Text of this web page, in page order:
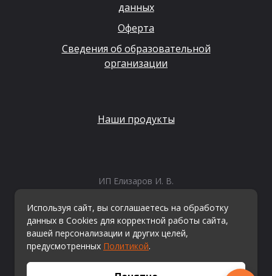
данных
Оферта
Сведения об образовательной
организации
Наши продукты
ИП Елизаров И. В.
ОГРНИП: 315665800057162
Эл. почта:info@kvestiks.ru
Используя сайт, вы соглашаетесь на обработку
данных в Cookies для корректной работы сайта,
вашей персонализации и других целей,
предусмотренных Политикой.